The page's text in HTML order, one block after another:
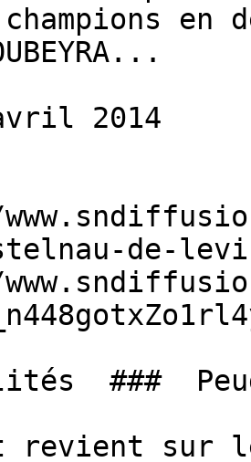
en
de-